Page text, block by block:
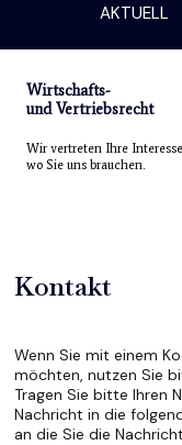
AKTUELL
Wirtschafts-
und Vertriebsrecht
Wir vertreten Ihre
wo Sie uns brauchen.
Kontakt
Wenn Sie mit einem
möchten, nutzen Sie
Tragen Sie bitte Ihren
Nachricht in die
an die Sie die